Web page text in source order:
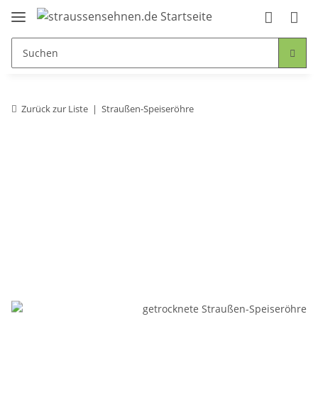
Zurück zur Liste Straußen-Speiseröhre